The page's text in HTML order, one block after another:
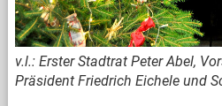
v.l.: Erster Stadtrat Peter Abel,
Präsident Friedrich Eichele und